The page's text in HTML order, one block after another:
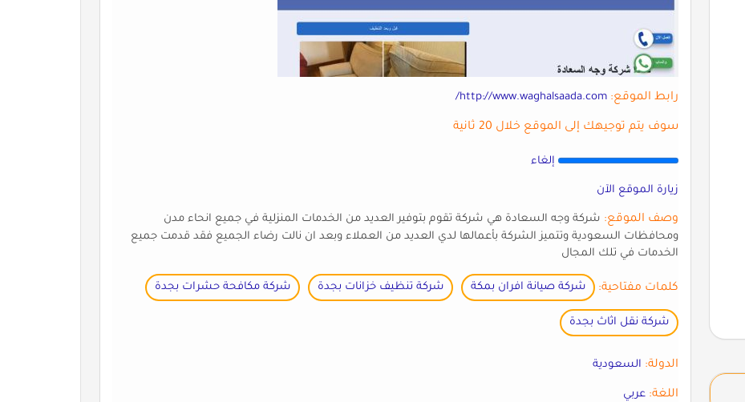
رابط الموقع: http://www.waghalsaada.com/
سوف يتم توجيهك إلى الموقع خلال 20 ثانية
إلغاء
زيارة الموقع الآن
وصف الموقع: شركة وجه السعادة هي شركة تقوم بتوفير العديد من الخدمات المنزلية في جميع انحاء مدن
ومحافظات السعودية وتتميز الشركة بأعمالها لدي العديد من العملاء وبعد ان نالت رضاء الجميع فقد قدمت جميع
الخدمات في تلك المجال
كلمات مفتاحية: شركة صيانة افران بمكة شركة تنظيف خزانات بجدة شركة مكافحة حشرات بجدة
شركة نقل اثاث بجدة
الدولة: السعودية
اللغة: عربي